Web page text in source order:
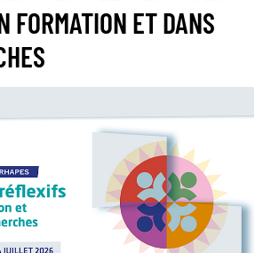
FORMATION ET DANS